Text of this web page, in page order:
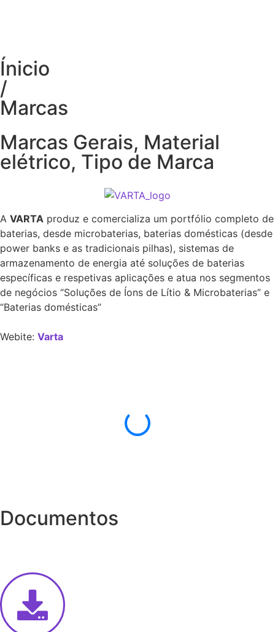
Ínicio
/
Marcas
Marcas Gerais, Material
elétrico, Tipo de Marca
A VARTA produz e comercializa um portfólio completo de
baterias, desde microbaterias, baterias domésticas (desde
power banks e as tradicionais pilhas), sistemas de
armazenamento de energia até soluções de baterias
específicas e respetivas aplicações e atua nos segmentos
de negócios “Soluções de Íons de Lítio & Microbaterias” e
“Baterias domésticas”
Webite: Varta
Documentos